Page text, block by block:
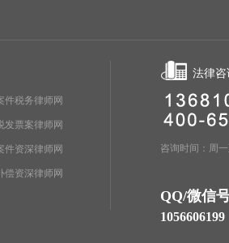
件税务律师网
发票案律师网
件资深律师网
偿资深律师网
法律
咨询时间：周
QQ/微信
1056606199